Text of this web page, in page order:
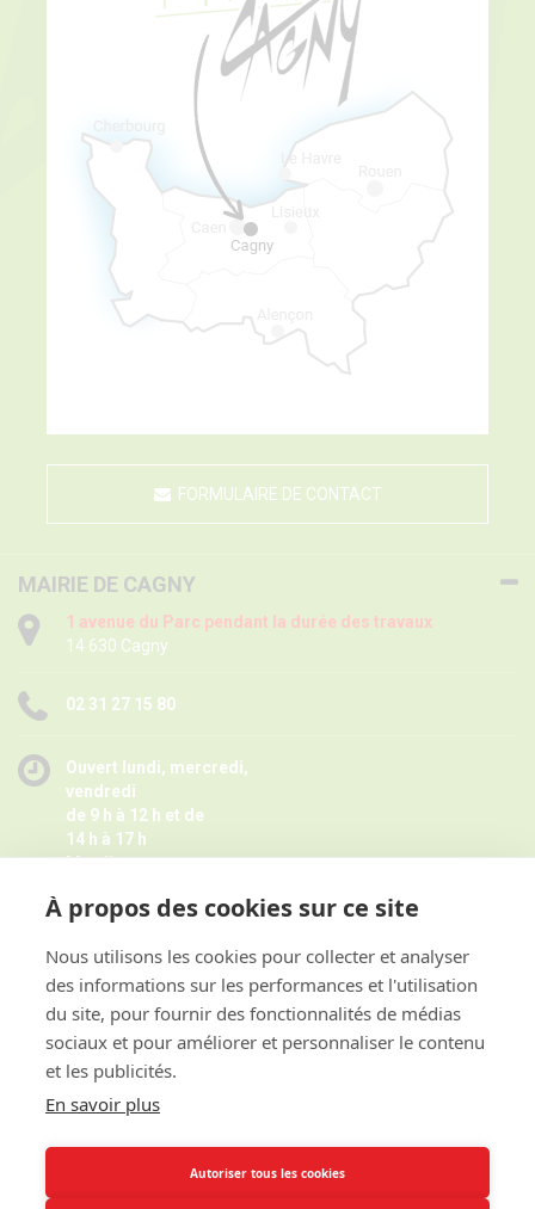
FORMULAIRE DE CONTACT
MAIRIE DE CAGNY
1 avenue du Parc pendant la durée des travaux
14 630 Cagny
02 31 27 15 80
Ouvert lundi, mercredi,
vendredi
de 9 h à 12 h et de
14 h à 17 h
Mardi
Jeudi de 14 h à 17 h -Fermé pendant les petites vacances
Horaires juillet août ici
et sur rendez-vous
ACCES RAPIDE
INFORMATIONS
À propos des cookies sur ce site
Nous utilisons les cookies pour collecter et analyser
des informations sur les performances et l'utilisation
du site, pour fournir des fonctionnalités de médias
sociaux et pour améliorer et personnaliser le contenu
et les publicités.
En savoir plus
Autoriser tous les cookies